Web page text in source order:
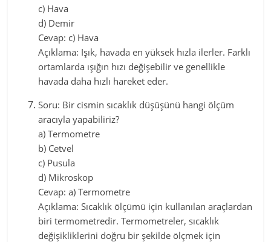
c) Hava
d) Demir
Cevap: c) Hava
Açıklama: Işık, havada en yüksek hızla ilerler. Farklı
ortamlarda ışığın hızı değişebilir ve genellikle
havada daha hızlı hareket eder.
Soru: Bir cismin sıcaklık düşüşünü hangi ölçüm
aracıyla yapabiliriz?
a) Termometre
b) Cetvel
c) Pusula
d) Mikroskop
Cevap: a) Termometre
Açıklama: Sıcaklık ölçümü için kullanılan araçlardan
biri termometredir. Termometreler, sıcaklık
değişikliklerini doğru bir şekilde ölçmek için